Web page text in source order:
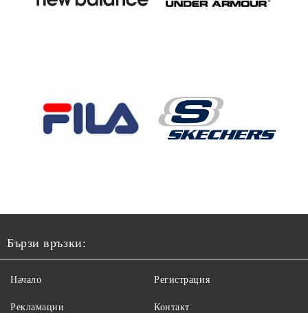
Бързи връзки:
Начало
Рекламации
Регистрация
Контакт